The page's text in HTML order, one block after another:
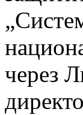
через